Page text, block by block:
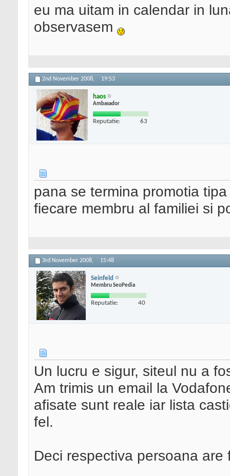
eu ma uitam in calendar in
observasem
2nd November 2008, 19:53
haos
Ambasador
Reputatie: 63
pana se termina promotia
fiecare membru al familiei si
3rd November 2008, 15:48
Seinfeld
Membru SeoPedia
Reputatie: 40
Un lucru e sigur, siteul nu a
Am trimis un email la
afisate sunt reale iar lista
fel.
Deci respectiva persoana